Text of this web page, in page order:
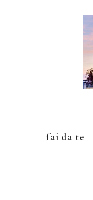
fai da te